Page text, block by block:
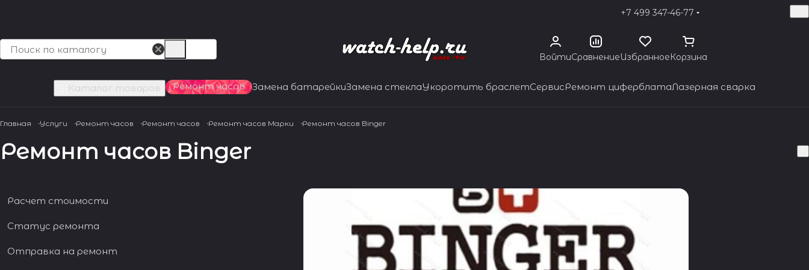
+7 499 347-46-77
ВойтиСравнениеИзбранноеКорзина
Каталог товаров Ремонт часов Замена батарейкиЗамена стеклаУкоротить браслетСервисРемонт циферблатаЛазерная сварка
Главная Услуги Ремонт часов Ремонт часов Ремонт часов Марки Ремонт часов Binger
Ремонт часов Binger
Расчет стоимости
Статус ремонта
Отправка на ремонт